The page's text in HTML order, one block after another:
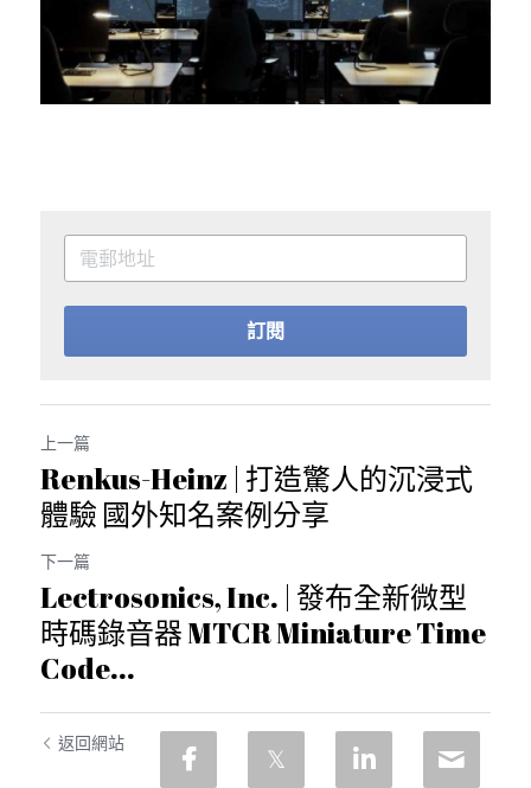
訂閱
上一篇
Renkus-Heinz | 打造驚人的沉浸式
體驗 國外知名案例分享
下一篇
Lectrosonics, Inc. | 發布全新微型
時碼錄音器 MTCR Miniature Time
Code...
返回網站